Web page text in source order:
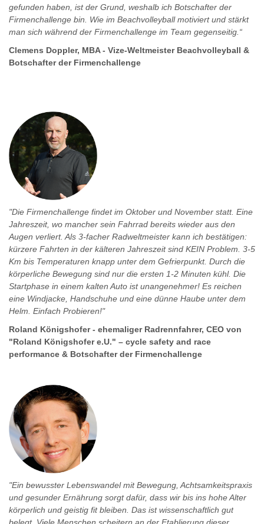
gefunden haben, ist der Grund, weshalb ich Botschafter der
Firmenchallenge bin. Wie im Beachvolleyball motiviert und stärkt
man sich während der Firmenchallenge im Team gegenseitig.“
Clemens Doppler, MBA - Vize-Weltmeister Beachvolleyball &
Botschafter der Firmenchallenge
"Die Firmenchallenge findet im Oktober und November statt. Eine
Jahreszeit, wo mancher sein Fahrrad bereits wieder aus den
Augen verliert. Als 3-facher Radweltmeister kann ich bestätigen:
kürzere Fahrten in der kälteren Jahreszeit sind KEIN Problem. 3-5
Km bis Temperaturen knapp unter dem Gefrierpunkt. Durch die
körperliche Bewegung sind nur die ersten 1-2 Minuten kühl. Die
Startphase in einem kalten Auto ist unangenehmer! Es reichen
eine Windjacke, Handschuhe und eine dünne Haube unter dem
Helm. Einfach Probieren!"
Roland Königshofer - ehemaliger Radrennfahrer, CEO von
"Roland Königshofer e.U." – cycle safety and race
performance & Botschafter der Firmenchallenge
"Ein bewusster Lebenswandel mit Bewegung, Achtsamkeitspraxis
und gesunder Ernährung sorgt dafür, dass wir bis ins hohe Alter
körperlich und geistig fit bleiben. Das ist wissenschaftlich gut